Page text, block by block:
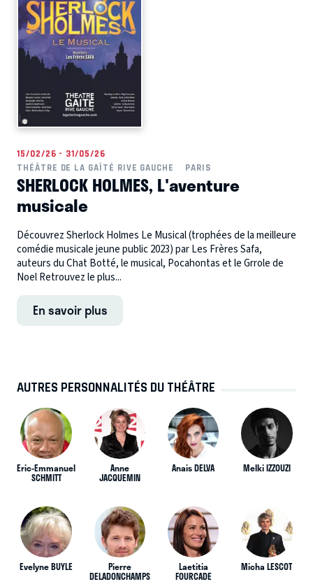
15/02/26 - 31/05/26
THÉÂTRE DE LA GAÎTÉ RIVE GAUCHE
PARIS
SHERLOCK HOLMES, L'aventure
musicale
Découvrez Sherlock Holmes Le Musical (trophées de la meilleure
comédie musicale jeune public 2023) par Les Frères Safa,
auteurs du Chat Botté, le musical, Pocahontas et le Grrole de
Noel Retrouvez le plus...
En savoir plus
AUTRES PERSONNALITÉS DU THÉÂTRE
Eric-Emmanuel
SCHMITT
Anne
JACQUEMIN
Anais DELVA Melki IZZOUZI
Evelyne BUYLE Pierre
DELADONCHAMPS
Laetitia
FOURCADE
Micha LESCOT